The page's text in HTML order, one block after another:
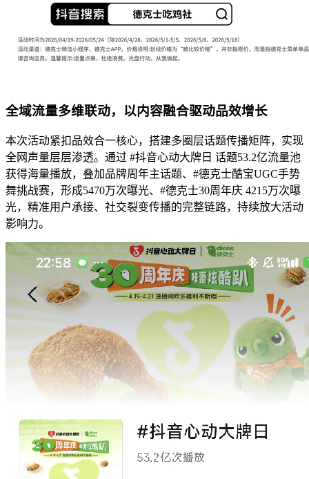
全域流量多维联动，以内容融合驱动品效增长
本次活动紧扣品效合一核心，搭建多圈层话题传播矩阵，实现
全网声量层层渗透。通过 #抖音心动大牌日 话题53.2亿流量池
获得海量播放，叠加品牌周年主话题、#德克士酷宝UGC手势
舞挑战赛，形成5470万次曝光、#德克士30周年庆 4215万次曝
光，精准用户承接、社交裂变传播的完整链路，持续放大活动
影响力。